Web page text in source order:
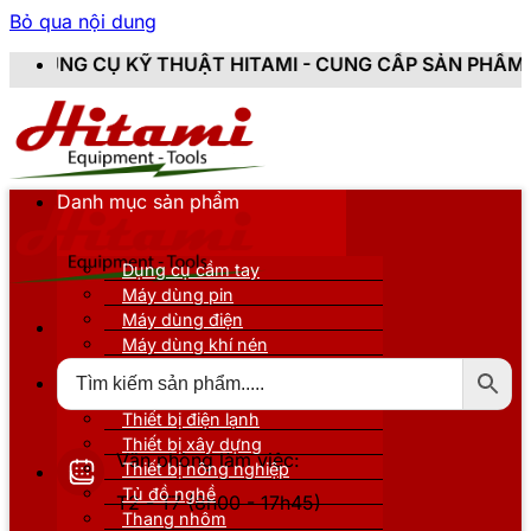
Bỏ qua nội dung
THUẬT HITAMI - CUNG CẤP SẢN PHẨM CHÍNH
Văn phòng làm việc:
T2 - T7 (8h00 - 17h45)
Danh mục sản phẩm
Dụng cụ cầm tay
Máy dùng pin
Máy dùng điện
Máy dùng khí nén
Thiết bị nâng đỡ
Thiết bị điện lạnh
Thiết bị xây dựng
Thiết bị nông nghiệp
Tủ đồ nghề
Thang nhôm